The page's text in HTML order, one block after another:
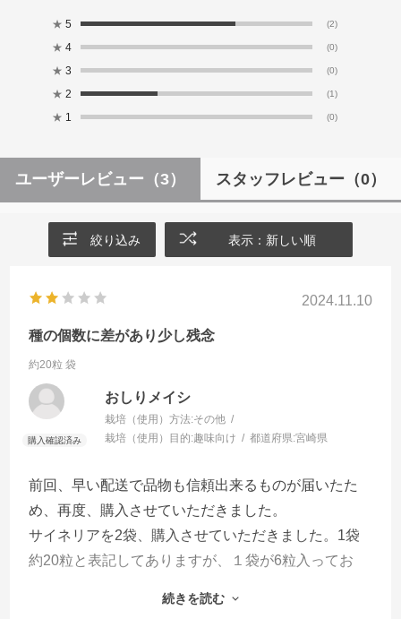
★ 5 (2)
★ 4 (0)
★ 3 (0)
★ 2 (1)
★ 1 (0)
ユーザーレビュー （3） スタッフレビュー （0）
絞り込み 表示：新しい順
2024.11.10
種の個数に差があり少し残念
約20粒 袋
おしりメイシ
栽培（使用）方法:その他
栽培（使用）目的:趣味向け 都道府県:宮崎県
前回、早い配送で品物も信頼出来るものが届いたた
め、再度、購入させていただきました。
サイネリアを2袋、購入させていただきました。1袋
約20粒と表記してありますが、１袋が6粒入ってお
続きを読む